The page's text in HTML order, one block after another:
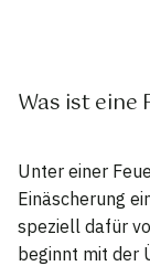
Was ist
Unter einer
Einäscherung
speziell dafür
beginnt mit der